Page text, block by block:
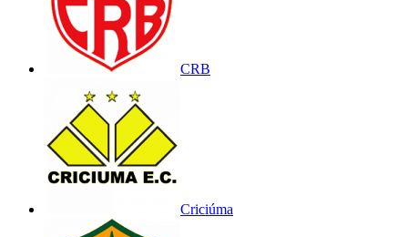
CRB
Criciúma